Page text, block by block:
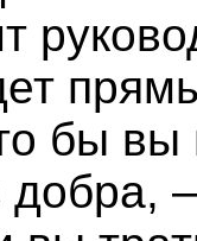
бы вы
добра,